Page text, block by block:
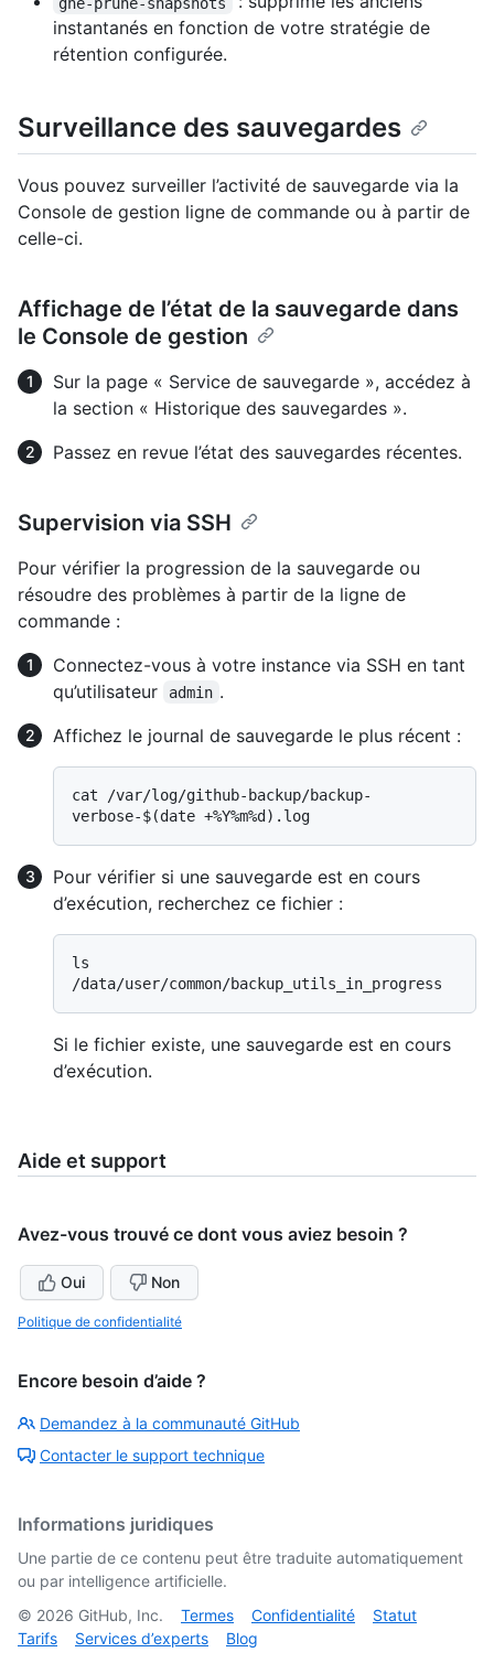
instantanés en fonction de votre stratégie de
rétention configurée.
Surveillance des sauvegardes
Vous pouvez surveiller l’activité de sauvegarde via la
Console de gestion ligne de commande ou à partir de
celle-ci.
Affichage de l’état de la sauvegarde dans
le Console de gestion
Sur la page « Service de sauvegarde », accédez à
la section « Historique des sauvegardes ».
Passez en revue l’état des sauvegardes récentes.
Supervision via SSH
Pour vérifier la progression de la sauvegarde ou
résoudre des problèmes à partir de la ligne de
commande :
Connectez-vous à votre instance via SSH en tant
qu’utilisateur
admin .
Affichez le journal de sauvegarde le plus récent :
cat /var/log/github-backup/backup-
Pour vérifier si une sauvegarde est en cours
d’exécution, recherchez ce fichier :
ls
Si le fichier existe, une sauvegarde est en cours
d’exécution.
Aide et support
Avez-vous trouvé ce dont vous aviez besoin ?
Oui Non
Politique de confidentialité
Encore besoin d’aide ?
Demandez à la communauté GitHub
Contacter le support technique
Informations juridiques
Une partie de ce contenu peut être traduite automatiquement
ou par intelligence artificielle.
© 2026 GitHub, Inc. Termes Confidentialité
Statut
Tarifs
Services d’experts Blog